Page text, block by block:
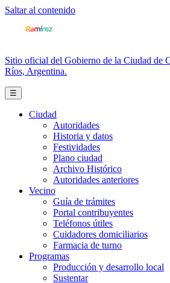
Saltar al contenido
Sitio oficial del Gobierno de la Ciudad de
Ríos, Argentina.
☰
Ciudad
Autoridades
Historia y datos
Festividades
Plano ciudad
Archivo Histórico
Autoridades anteriores
Vecino
Guía de trámites
Portal contribuyentes
Teléfonos útiles
Cuidadores domiciliarios
Farmacia de turno
Programas
Producción y desarrollo local
Sustentar